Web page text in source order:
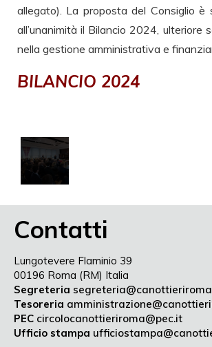
allegato). La proposta del Consiglio è
all’unanimità il Bilancio 2024, ulteriore
nella gestione amministrativa e
BILANCIO 2024
Contatti
Lungotevere Flaminio 39
00196 Roma (RM) Italia
Segreteria
Tesoreria
PEC circolocanottieriroma@pec.it
Ufficio stampa